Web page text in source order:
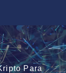
Para